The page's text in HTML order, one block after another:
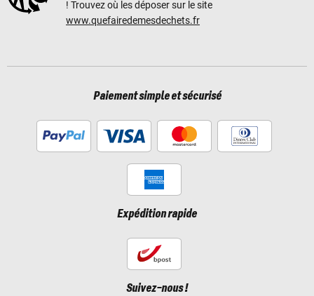
! Trouvez où les déposer sur le site
www.quefairedemesdechets.fr
Paiement simple et sécurisé
Expédition rapide
Suivez-nous !